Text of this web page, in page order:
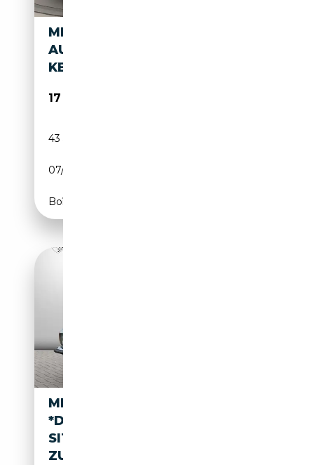
MERCEDES-BENZ SL 380
AUTOMATIK-TÜV-H-
KENNZEICHEN-R107-V8
17 990€
43 500 km
07/1981
Boîte automatique
MERCEDES-BENZ SL 380
*DEUTSCH*KOENIG-
SITZE*HARDTOP*GUTER
ZUSTA